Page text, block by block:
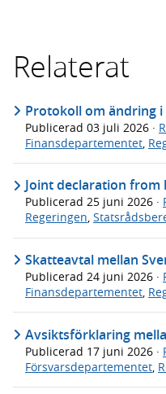
Relaterat
Protokoll om ändring
Publicerad 03 juli 2026 ·
Finansdepartementet
Joint declaration from
Publicerad 25 juni 2026 ·
Regeringen,
Skatteavtal mellan
Publicerad 24 juni 2026 ·
Finansdepartementet,
Avsiktsförklaring
Publicerad 17 juni 2026 ·
Försvarsdepartementet